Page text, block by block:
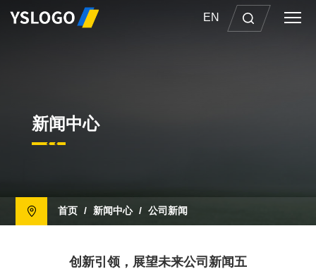
EN
新闻中心
首页 / 新闻中心 / 公司新闻
创新引领，展望未来公司新闻五